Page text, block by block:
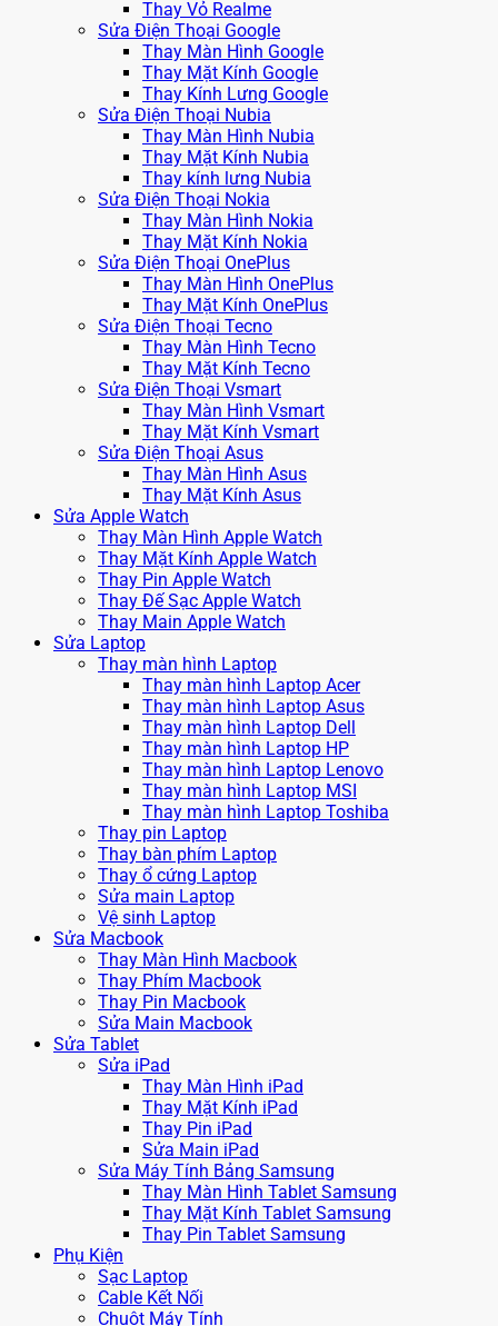
Thay Vỏ Realme
Sửa Điện Thoại Google
Thay Màn Hình Google
Thay Mặt Kính Google
Thay Kính Lưng Google
Sửa Điện Thoại Nubia
Thay Màn Hình Nubia
Thay Mặt Kính Nubia
Thay kính lưng Nubia
Sửa Điện Thoại Nokia
Thay Màn Hình Nokia
Thay Mặt Kính Nokia
Sửa Điện Thoại OnePlus
Thay Màn Hình OnePlus
Thay Mặt Kính OnePlus
Sửa Điện Thoại Tecno
Thay Màn Hình Tecno
Thay Mặt Kính Tecno
Sửa Điện Thoại Vsmart
Thay Màn Hình Vsmart
Thay Mặt Kính Vsmart
Sửa Điện Thoại Asus
Thay Màn Hình Asus
Thay Mặt Kính Asus
Sửa Apple Watch
Thay Màn Hình Apple Watch
Thay Mặt Kính Apple Watch
Thay Pin Apple Watch
Thay Đế Sạc Apple Watch
Thay Main Apple Watch
Sửa Laptop
Thay màn hình Laptop
Thay màn hình Laptop Acer
Thay màn hình Laptop Asus
Thay màn hình Laptop Dell
Thay màn hình Laptop HP
Thay màn hình Laptop Lenovo
Thay màn hình Laptop MSI
Thay màn hình Laptop Toshiba
Thay pin Laptop
Thay bàn phím Laptop
Thay ổ cứng Laptop
Sửa main Laptop
Vệ sinh Laptop
Sửa Macbook
Thay Màn Hình Macbook
Thay Phím Macbook
Thay Pin Macbook
Sửa Main Macbook
Sửa Tablet
Sửa iPad
Thay Màn Hình iPad
Thay Mặt Kính iPad
Thay Pin iPad
Sửa Main iPad
Sửa Máy Tính Bảng Samsung
Thay Màn Hình Tablet Samsung
Thay Mặt Kính Tablet Samsung
Thay Pin Tablet Samsung
Phụ Kiện
Sạc Laptop
Cable Kết Nối
Chuột Máy Tính